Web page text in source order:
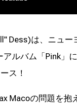
Dess)は、ニュ
ルバム「Pink」
ス！
Macoの問題を